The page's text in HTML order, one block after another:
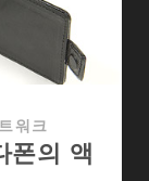
워크
폰의 액